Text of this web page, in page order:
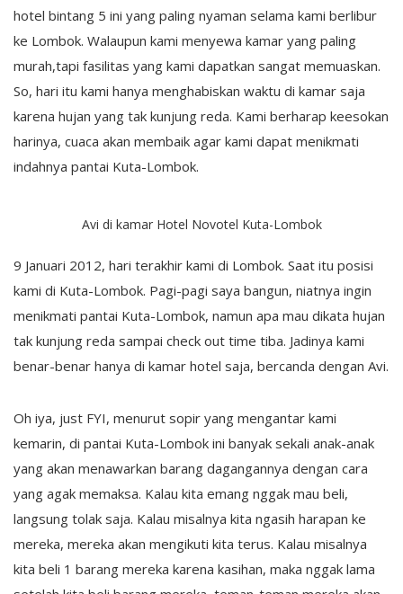
hotel bintang 5 ini yang paling nyaman selama kami berlibur
ke Lombok. Walaupun kami menyewa kamar yang paling
murah,tapi fasilitas yang kami dapatkan sangat memuaskan.
So, hari itu kami hanya menghabiskan waktu di kamar saja
karena hujan yang tak kunjung reda. Kami berharap keesokan
harinya, cuaca akan membaik agar kami dapat menikmati
indahnya pantai Kuta-Lombok.
Avi di kamar Hotel Novotel Kuta-Lombok
9 Januari 2012, hari terakhir kami di Lombok. Saat itu posisi
kami di Kuta-Lombok. Pagi-pagi saya bangun, niatnya ingin
menikmati pantai Kuta-Lombok, namun apa mau dikata hujan
tak kunjung reda sampai check out time tiba. Jadinya kami
benar-benar hanya di kamar hotel saja, bercanda dengan Avi.
Oh iya, just FYI, menurut sopir yang mengantar kami
kemarin, di pantai Kuta-Lombok ini banyak sekali anak-anak
yang akan menawarkan barang dagangannya dengan cara
yang agak memaksa. Kalau kita emang nggak mau beli,
langsung tolak saja. Kalau misalnya kita ngasih harapan ke
mereka, mereka akan mengikuti kita terus. Kalau misalnya
kita beli 1 barang mereka karena kasihan, maka nggak lama